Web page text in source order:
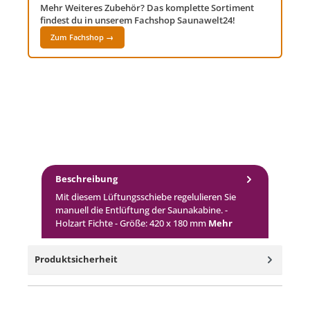
Mehr Weiteres Zubehör? Das komplette Sortiment
findest du in unserem Fachshop Saunawelt24!
Zum Fachshop →
Beschreibung
Mit diesem Lüftungsschiebe regelulieren Sie
manuell die Entlüftung der Saunakabine. -
Holzart Fichte - Größe: 420 x 180 mm Mehr
Produktsicherheit